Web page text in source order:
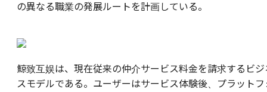
の異なる職業の発展ルートを計画している。
鯨致互娱は、現在従来の仲介サービス料金を請求するビジ
スモデルである。ユーザーはサービス体験後、プラットフ